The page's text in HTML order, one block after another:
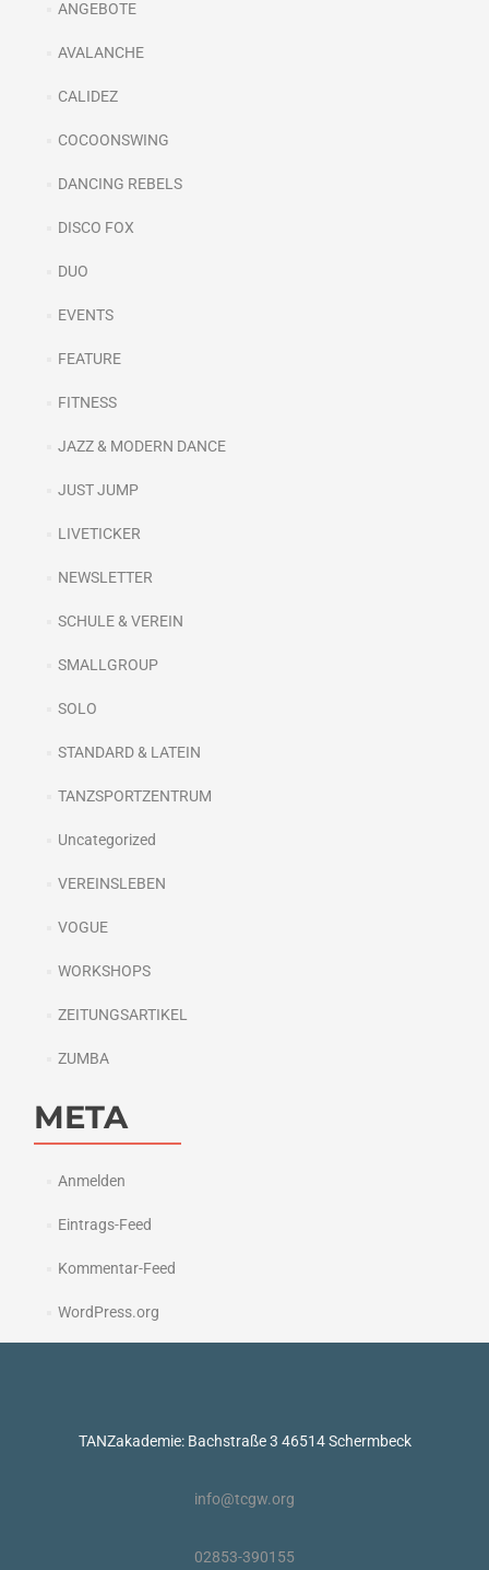
ANGEBOTE
AVALANCHE
CALIDEZ
COCOONSWING
DANCING REBELS
DISCO FOX
DUO
EVENTS
FEATURE
FITNESS
JAZZ & MODERN DANCE
JUST JUMP
LIVETICKER
NEWSLETTER
SCHULE & VEREIN
SMALLGROUP
SOLO
STANDARD & LATEIN
TANZSPORTZENTRUM
Uncategorized
VEREINSLEBEN
VOGUE
WORKSHOPS
ZEITUNGSARTIKEL
ZUMBA
META
Anmelden
Eintrags-Feed
Kommentar-Feed
WordPress.org
TANZakademie: Bachstraße 3 46514 Schermbeck
info@tcgw.org
02853-390155